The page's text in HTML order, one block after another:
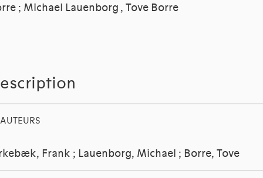
; Michael Lauenborg , Tove Borre
AUTEURS
Frank ; Lauenborg, Michael ; Borre, Tove